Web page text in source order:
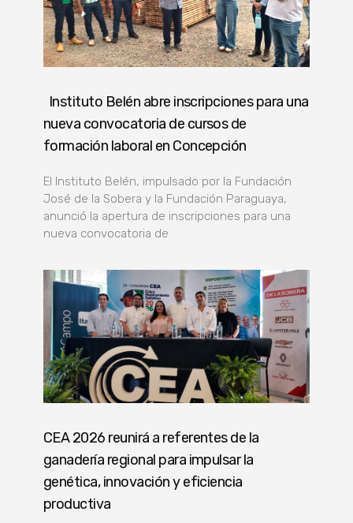
Instituto Belén abre inscripciones para una
nueva convocatoria de cursos de
formación laboral en Concepción
El Instituto Belén, impulsado por la Fundación
José de la Sobera y la Fundación Paraguaya,
anunció la apertura de inscripciones para una
nueva convocatoria de
CEA 2026 reunirá a referentes de la
ganadería regional para impulsar la
genética, innovación y eficiencia
productiva